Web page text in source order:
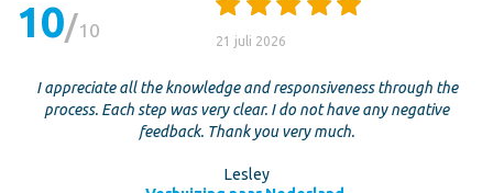
10 10
21 juli 2026
I appreciate all the knowledge and responsiveness through the
process. Each step was very clear. I do not have any negative
feedback. Thank you very much.
Lesley